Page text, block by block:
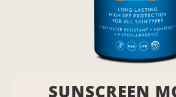
SUNSCREEN